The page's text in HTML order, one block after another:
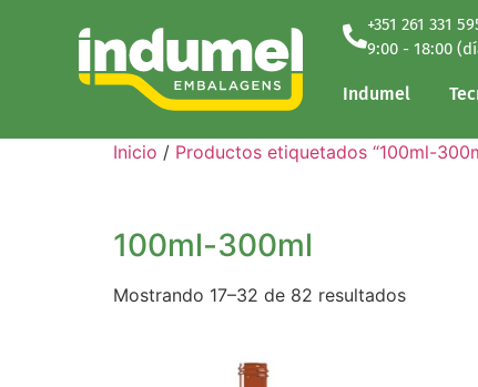
+351 261 331
9:00 - 18:00
Indumel
Indumel
Inicio / Productos etiquetados “100ml-
100ml-300ml
Mostrando 17–32 de 82 resultados